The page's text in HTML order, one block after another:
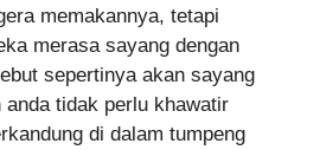
memakannya, tetapi
merasa sayang dengan
sepertinya akan sayang
tidak perlu khawatir
di dalam tumpeng